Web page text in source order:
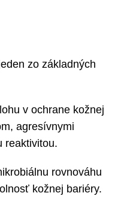
zo základných
v ochrane kožnej
agresívnymi
reaktivitou.
rovnováhu
kožnej bariéry.